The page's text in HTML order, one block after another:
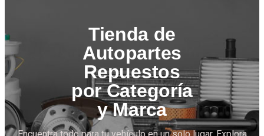
Tienda de
Autopartes
Repuestos
por Categoría
y Marca